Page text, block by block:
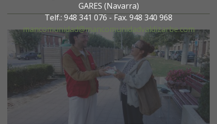
GARES (Navarra)
Telf.: 948 341 076 - Fax. 948 340 968
mancomunidad@mancomunidadvaldizarbe.com